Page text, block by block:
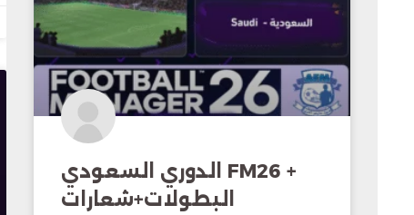
الدوري السعودي FM26 +
البطولات+شعارات